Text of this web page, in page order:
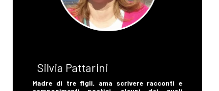
Silvia Pattarini